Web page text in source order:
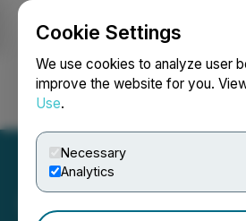
Cookie Settings
We use cookies to analyze user
improve the website for you.
Use.
Necessary
Analytics